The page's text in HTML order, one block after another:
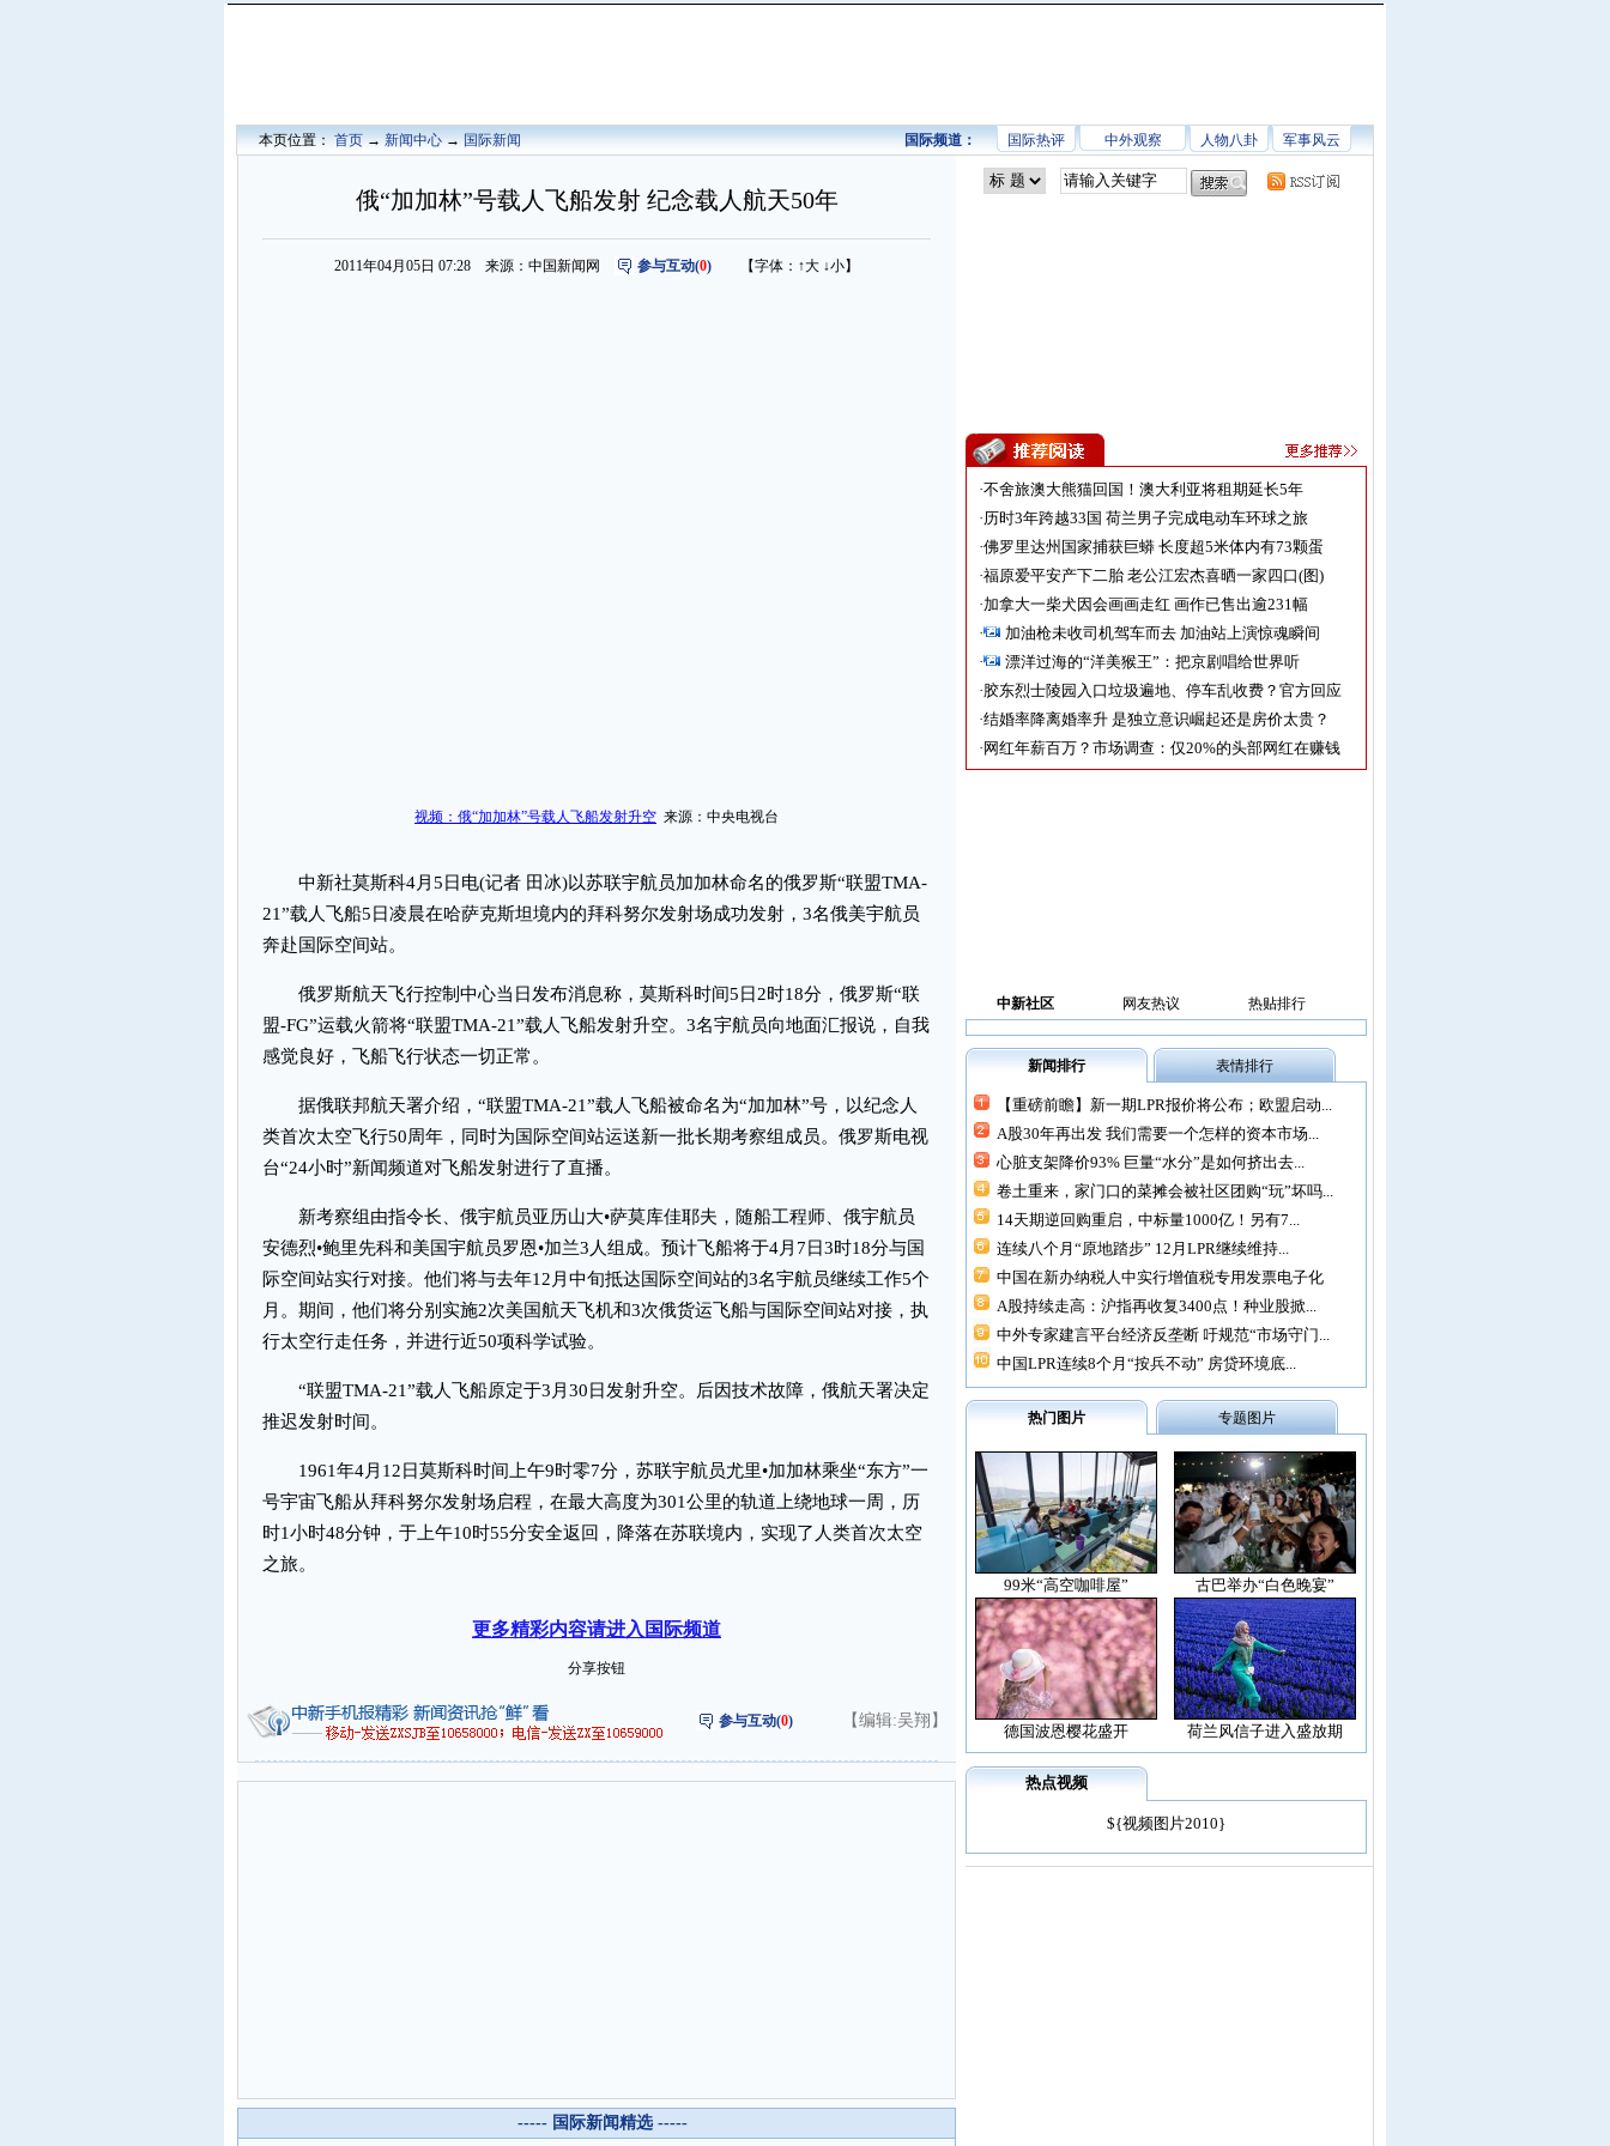
本页位置：首页→新闻中心→国际新闻 军事风云
人物八卦
中外观察
国际热评
国际频道：
俄“加加林”号载人飞船发射 纪念载人航天50年
2011年04月05日 07:28 来源：中国新闻网 参与互动(0) 【字体： ↑大 ↓小】
视频：俄“加加林”号载人飞船发射升空来源：中央电视台
中新社莫斯科4月5日电(记者 田冰)以苏联宇航员加加林命名的俄罗斯“联盟TMA-
21”载人飞船5日凌晨在哈萨克斯坦境内的拜科努尔发射场成功发射，3名俄美宇航员
奔赴国际空间站。
俄罗斯航天飞行控制中心当日发布消息称，莫斯科时间5日2时18分，俄罗斯“联
盟-FG”运载火箭将“联盟TMA-21”载人飞船发射升空。3名宇航员向地面汇报说，自我
感觉良好，飞船飞行状态一切正常。
据俄联邦航天署介绍，“联盟TMA-21”载人飞船被命名为“加加林”号，以纪念人
类首次太空飞行50周年，同时为国际空间站运送新一批长期考察组成员。俄罗斯电视
台“24小时”新闻频道对飞船发射进行了直播。
新考察组由指令长、俄宇航员亚历山大•萨莫库佳耶夫，随船工程师、俄宇航员
安德烈•鲍里先科和美国宇航员罗恩•加兰3人组成。预计飞船将于4月7日3时18分与国
际空间站实行对接。他们将与去年12月中旬抵达国际空间站的3名宇航员继续工作5个
月。期间，他们将分别实施2次美国航天飞机和3次俄货运飞船与国际空间站对接，执
行太空行走任务，并进行近50项科学试验。
“联盟TMA-21”载人飞船原定于3月30日发射升空。后因技术故障，俄航天署决定
推迟发射时间。
1961年4月12日莫斯科时间上午9时零7分，苏联宇航员尤里•加加林乘坐“东方”一
号宇宙飞船从拜科努尔发射场启程，在最大高度为301公里的轨道上绕地球一周，历
时1小时48分钟，于上午10时55分安全返回，降落在苏联境内，实现了人类首次太空
之旅。
更多精彩内容请进入国际频道
分享按钮
参与互动(0) 【编辑:吴翔】
----- 国际新闻精选 -----
·不舍旅澳大熊猫回国！澳大利亚将租期延长5年
·历时3年跨越33国 荷兰男子完成电动车环球之旅
·佛罗里达州国家捕获巨蟒 长度超5米体内有73颗蛋
·福原爱平安产下二胎 老公江宏杰喜晒一家四口(图)
·加拿大一柴犬因会画画走红 画作已售出逾231幅
·
加油枪未收司机驾车而去 加油站上演惊魂瞬间
·
漂洋过海的“洋美猴王”：把京剧唱给世界听
·胶东烈士陵园入口垃圾遍地、停车乱收费？官方回应
·结婚率降离婚率升 是独立意识崛起还是房价太贵？
· 网红年薪百万？市场调查：仅20%的头部网红在赚钱
中新社区 网友热议 热贴排行
新闻排行 表情排行
【重磅前瞻】新一期LPR报价将公布；欧盟启动...
A股30年再出发 我们需要一个怎样的资本市场...
心脏支架降价93% 巨量“水分”是如何挤出去...
卷土重来，家门口的菜摊会被社区团购“玩”坏吗...
14天期逆回购重启，中标量1000亿！另有7...
连续八个月“原地踏步” 12月LPR继续维持...
中国在新办纳税人中实行增值税专用发票电子化
A股持续走高：沪指再收复3400点！种业股掀...
中外专家建言平台经济反垄断 吁规范“市场守门...
中国LPR连续8个月“按兵不动” 房贷环境底...
热门图片 专题图片
99米“高空咖啡屋” 古巴举办“白色晚宴”
德国波恩樱花盛开 荷兰风信子进入盛放期
热点视频
${视频图片2010}